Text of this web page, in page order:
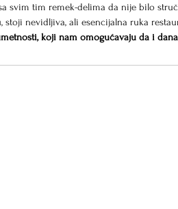
svim tim remek-delima da nije bilo
stoji nevidljiva, ali esencijalna ruka
koji nam omogućavaju da i